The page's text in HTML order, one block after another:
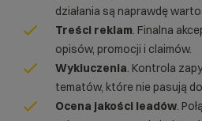
działania są naprawdę
Treści reklam. Finalna
opisów, promocji i claimów.
Wykluczenia. Kontrola
tematów, które nie pasują
Ocena jakości leadów.